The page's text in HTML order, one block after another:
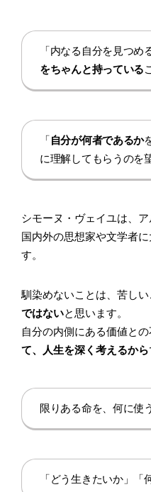
「内なる自分を見つめ
をちゃんと持っている
「自分が何者であるか
に理解してもらうのを
シモーヌ・ヴェイユは、
国内外の思想家や文学者
す。
馴染めないことは、苦しい
ではないと思います。
自分の内側にある価値との
て、人生を深く考えるから
限りある命を、何に使
「どう生きたいか」「